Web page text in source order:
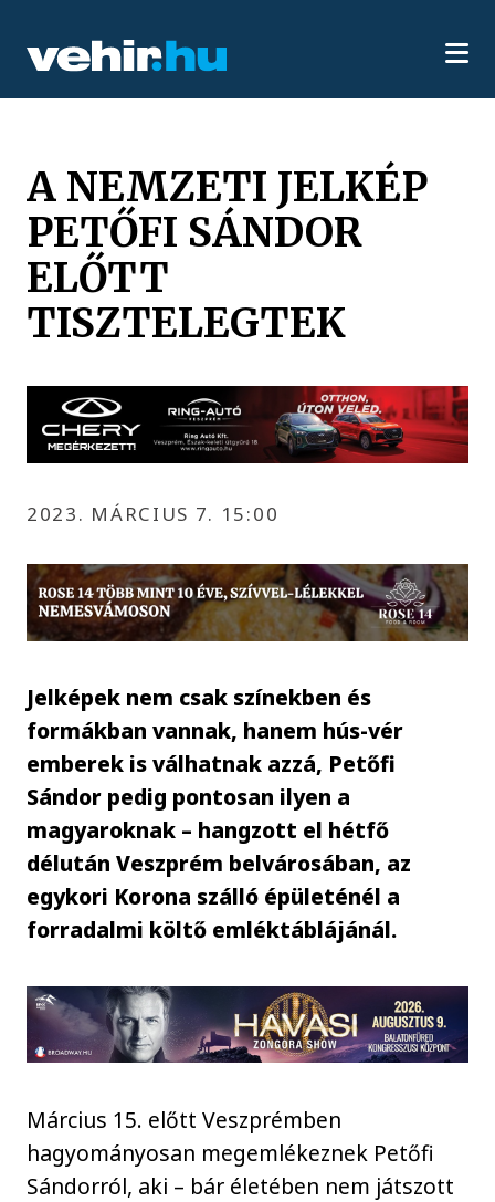
A NEMZETI JELKÉP
PETŐFI SÁNDOR
ELŐTT
TISZTELEGTEK
2023. MÁRCIUS 7. 15:00
Jelképek nem csak színekben és
formákban vannak, hanem hús-vér
emberek is válhatnak azzá, Petőfi
Sándor pedig pontosan ilyen a
magyaroknak – hangzott el hétfő
délután Veszprém belvárosában, az
egykori Korona szálló épületénél a
forradalmi költő emléktáblájánál.
Március 15. előtt Veszprémben
hagyományosan megemlékeznek Petőfi
Sándorról, aki – bár életében nem játszott